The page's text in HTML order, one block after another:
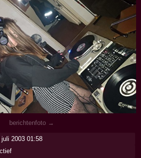
berichtenfoto →
juli 2003 01:58